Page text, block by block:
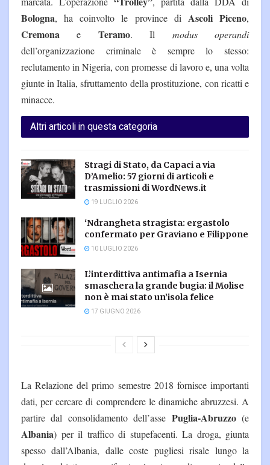
Bologna, ha coinvolto le province di Ascoli Piceno,
Cremona e Teramo. Il modus operandi
dell’organizzazione criminale è sempre lo stesso:
reclutamento in Nigeria, con promesse di lavoro e, una volta
giunte in Italia, sfruttamento della prostituzione, con ricatti e
minacce.
Altri articoli in questa categoria
Stragi di Stato, da Capaci a via
D’Amelio: 57 giorni di articoli e
trasmissioni di WordNews.it
19 LUGLIO 2026
‘Ndrangheta stragista: ergastolo
confermato per Graviano e Filippone
10 LUGLIO 2026
L’interdittiva antimafia a Isernia
smaschera la grande bugia: il Molise
non è mai stato un’isola felice
17 GIUGNO 2026
La Relazione del primo semestre 2018 fornisce importanti
dati, per cercare di comprendere le dinamiche abruzzesi. A
partire dal consolidamento dell’asse Puglia-Abruzzo(e
Albania) per il traffico di stupefacenti. La droga, giunta
spesso dall’Albania, dalle coste pugliesi risale lungo la